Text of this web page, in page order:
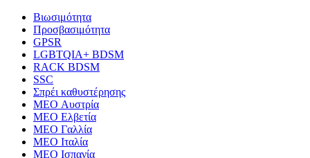
Βιωσιμότητα
Προσβασιμότητα
GPSR
LGBTQIA+ BDSM
RACK BDSM
SSC
Σπρέι καθυστέρησης
MEO Αυστρία
MEO Ελβετία
MEO Γαλλία
MEO Ιταλία
MEO Ισπανία